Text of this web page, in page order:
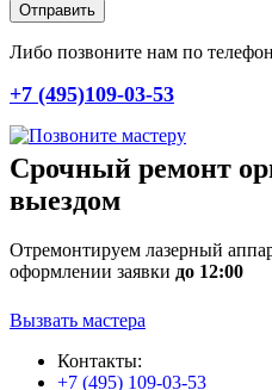
Отправить
Либо позвоните нам по
+7 (495)109-03-53
Срочный ремонт
выездом
Отремонтируем лазерный
оформлении заявки до 12:00
Вызвать мастера
Контакты:
+7 (495) 109-03-53